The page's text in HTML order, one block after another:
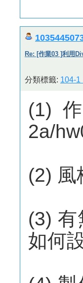
Re: [作業03 ]利用
分類標籤: 104-1
(1)
2a/
(2) 風
(3)
如何